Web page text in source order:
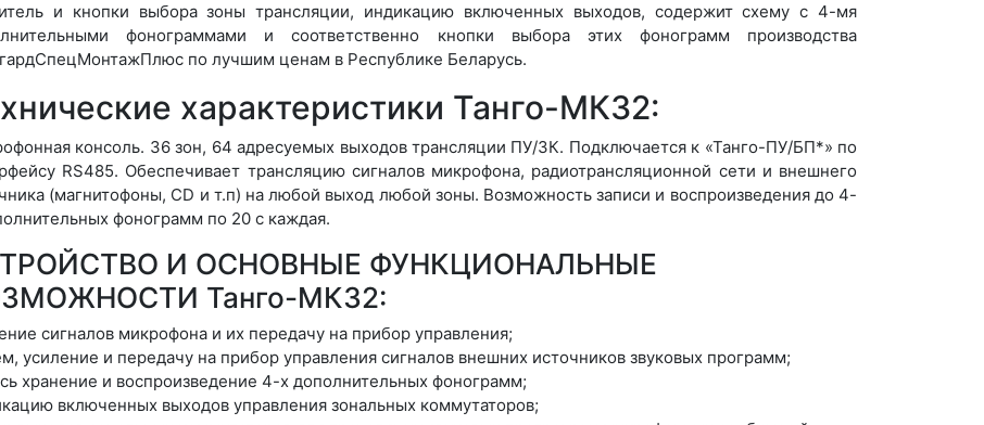
и кнопки выбора зоны трансляции, индикацию включенных выходов, содержит схему с 4-мя
фонограммами и соответственно кнопки выбора этих фонограмм производства
по лучшим ценам в Республике Беларусь.
характеристики Танго-МК32:
консоль. 36 зон, 64 адресуемых выходов трансляции ПУ/ЗК. Подключается к «Танго-ПУ/БП*» по
RS485. Обеспечивает трансляцию сигналов микрофона, радиотрансляционной сети и внешнего
(магнитофоны, СD и т.п) на любой выход любой зоны. Возможность записи и воспроизведения до 4-
фонограмм по 20 с каждая.
И ОСНОВНЫЕ ФУНКЦИОНАЛЬНЫЕ
Танго-МК32:
сигналов микрофона и их передачу на прибор управления;
усиление и передачу на прибор управления сигналов внешних источников звуковых программ;
хранение и воспроизведение 4-х дополнительных фонограмм;
включенных выходов управления зональных коммутаторов;